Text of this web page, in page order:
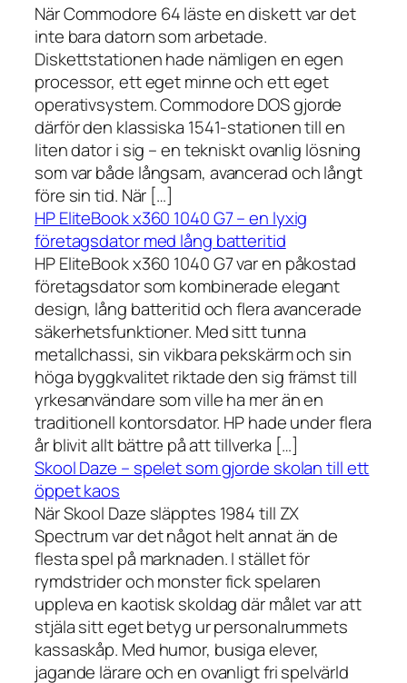
När Commodore 64 läste en diskett var det
inte bara datorn som arbetade.
Diskettstationen hade nämligen en egen
processor, ett eget minne och ett eget
operativsystem. Commodore DOS gjorde
därför den klassiska 1541-stationen till en
liten dator i sig – en tekniskt ovanlig lösning
som var både långsam, avancerad och långt
före sin tid. När […]
HP EliteBook x360 1040 G7 – en lyxig
företagsdator med lång batteritid
HP EliteBook x360 1040 G7 var en påkostad
företagsdator som kombinerade elegant
design, lång batteritid och flera avancerade
säkerhetsfunktioner. Med sitt tunna
metallchassi, sin vikbara pekskärm och sin
höga byggkvalitet riktade den sig främst till
yrkesanvändare som ville ha mer än en
traditionell kontorsdator. HP hade under flera
år blivit allt bättre på att tillverka […]
Skool Daze – spelet som gjorde skolan till ett
öppet kaos
När Skool Daze släpptes 1984 till ZX
Spectrum var det något helt annat än de
flesta spel på marknaden. I stället för
rymdstrider och monster fick spelaren
uppleva en kaotisk skoldag där målet var att
stjäla sitt eget betyg ur personalrummets
kassaskåp. Med humor, busiga elever,
jagande lärare och en ovanligt fri spelvärld